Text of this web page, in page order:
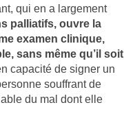
qui en a largement
palliatifs, ouvre la
examen clinique,
sans même qu’il soit
capacité de signer un
souffrant de
du mal dont elle